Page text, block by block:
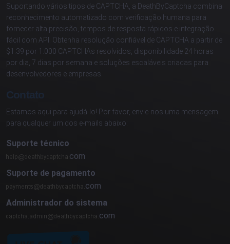
Suportando vários tipos de CAPTCHA, a DeathByCaptcha combina
reconhecimento automatizado com verificação humana para
fornecer alta precisão, tempos de resposta rápidos e integração
fácil com API. Obtenha resolução confiável de CAPTCHA a partir de
$1.39 por 1.000 CAPTCHAs resolvidos, disponibilidade 24 horas
por dia, 7 dias por semana e soluções escaláveis criadas para
desenvolvedores e empresas.
Contato
Estamos aqui para ajudá-lo! Por favor, envie-nos uma mensagem
para qualquer um dos e-mails abaixo:
Suporte técnico
com
Suporte de pagamento
com
Administrador do sistema
com